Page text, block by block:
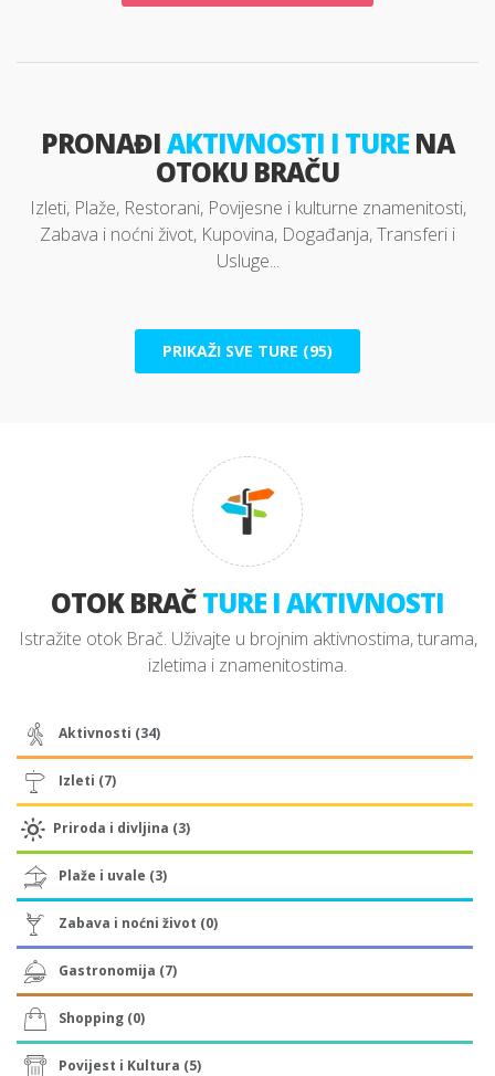
PRONAĐIAKTIVNOSTI I TURE NA
OTOKU BRAČU
Izleti, Plaže, Restorani, Povijesne i kulturne znamenitosti,
Zabava i noćni život, Kupovina, Događanja, Transferi i
Usluge...
PRIKAŽI SVE TURE (95)
OTOK BRAČTURE I AKTIVNOSTI
Istražite otok Brač. Uživajte u brojnim aktivnostima, turama,
izletima i znamenitostima.
Aktivnosti (34)
Izleti (7)
Priroda i divljina (3)
Plaže i uvale (3)
Zabava i noćni život (0)
Gastronomija (7)
Shopping (0)
Povijest i Kultura (5)